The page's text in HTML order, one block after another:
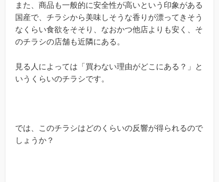
また、商品も一般的に安全性が高いという印象がある
国産で、チラシから美味しそうな香りが漂ってきそう
なくらい食欲をそそり、なおかつ他店よりも安く、そ
のチラシの店舗も近隣にある。
見る人によっては「買わない理由がどこにある？」と
いうくらいのチラシです。
では、このチラシはどのくらいの反響が得られるので
しょうか？